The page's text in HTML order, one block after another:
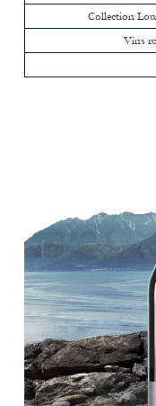
Collection
Vins